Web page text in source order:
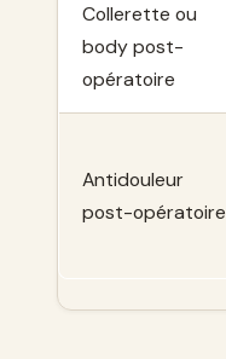
Collerette ou
body post-
opératoire
Antidouleur
post-opératoire